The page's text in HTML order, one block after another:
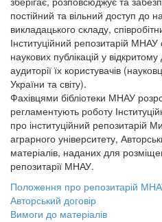
постійний та вільний доступ до
викладацького складу,
Інституційний репозитарій
наукових публікацій у
аудиторії їх користувачів
України та світу).
Фахівцями бібліотеки МНАУ
регламентують роботу
про інституційний репозитарій
аграрного університету,
матеріалів, наданих для
репозитарії МНАУ.
Положення про репозитарій
Авторський договір
Вимоги до матеріалів